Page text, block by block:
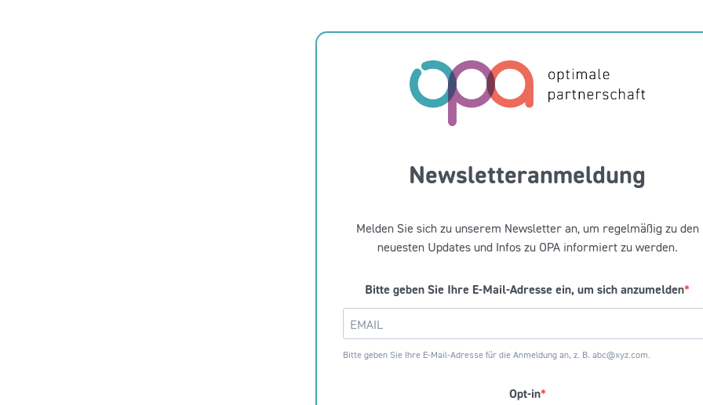
Newsletteranmeldung
Melden Sie sich zu unserem Newsletter an, um regelmäßig zu den
neuesten Updates und Infos zu OPA informiert zu werden.
Bitte geben Sie Ihre E-Mail-Adresse ein, um sich anzumelden
Bitte geben Sie Ihre E-Mail-Adresse für die Anmeldung an, z. B. abc@xyz.com.
Opt-in